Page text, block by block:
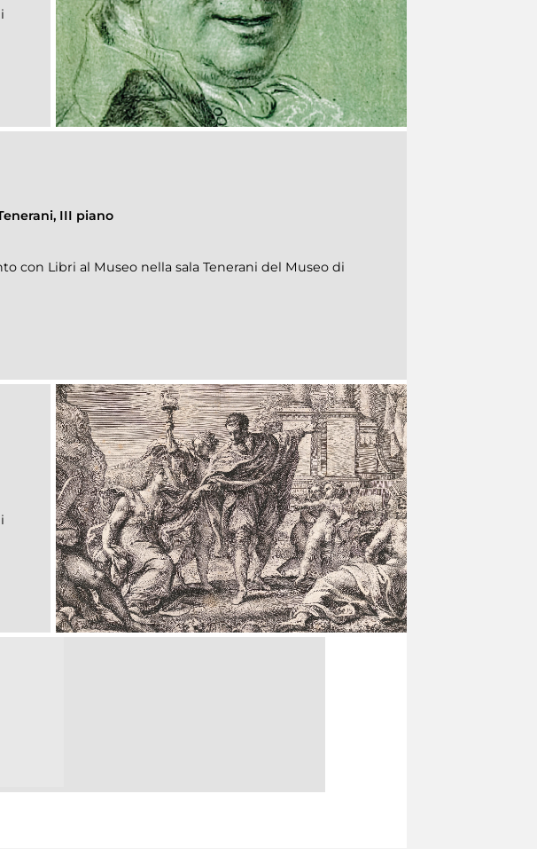
III piano
con Libri al Museo nella sala Tenerani del Museo di